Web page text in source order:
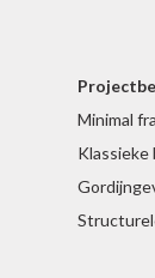
Minimal
Klassieke